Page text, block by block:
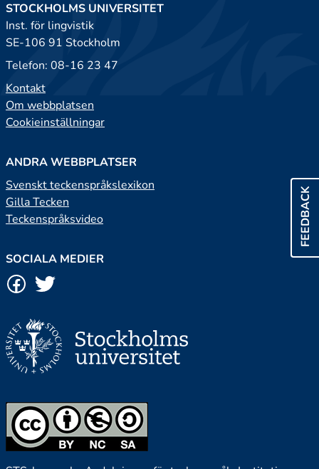
FEEDBACK
STOCKHOLMS UNIVERSITET
Inst. för lingvistik
SE-106 91 Stockholm
Telefon: 08-16 23 47
Kontakt
Om webbplatsen
Cookieinställningar
ANDRA WEBBPLATSER
Svenskt teckenspråkslexikon
Gilla Tecken
Teckenspråksvideo
SOCIALA MEDIER